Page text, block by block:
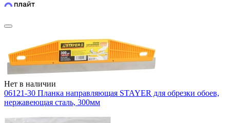
Нет в наличии
06121-30 Планка направляющая STAYER для обрезки обоев,
нержавеющая сталь, 300мм